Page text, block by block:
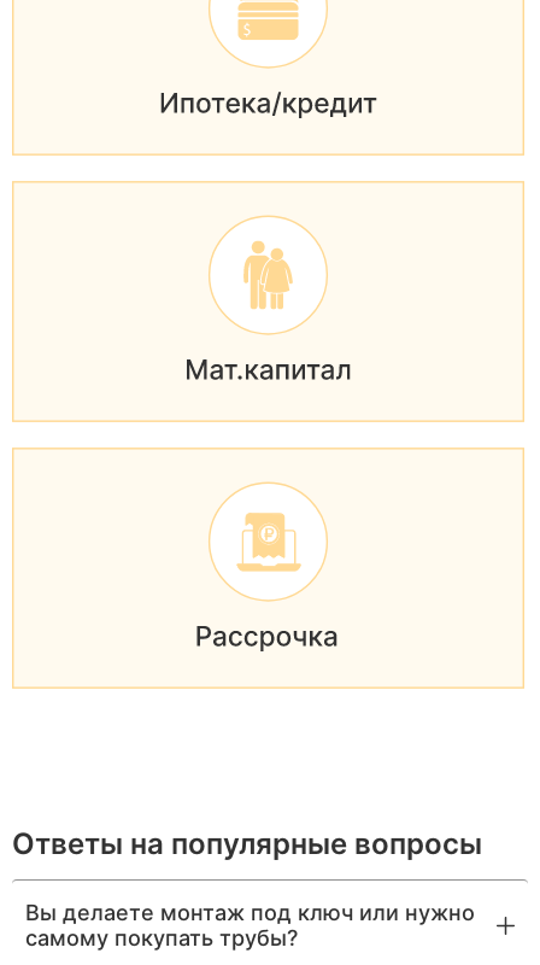
Ответы на популярные вопросы
Вы делаете монтаж под ключ или нужно
самому покупать трубы?